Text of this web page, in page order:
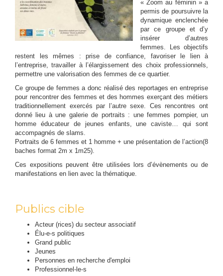
« Zoom au féminin » a
permis de poursuivre la
dynamique enclenchée
par ce groupe et d’y
insérer d’autres
femmes. Les objectifs
restent les mêmes : prise de confiance, favoriser le lien à
l’entreprise, travailler à l’élargissement des choix professionnels,
permettre une valorisation des femmes de ce quartier.
Ce groupe de femmes a donc réalisé des reportages en entreprise
pour rencontrer des femmes et des hommes exerçant des métiers
traditionnellement exercés par l’autre sexe. Ces rencontres ont
donné lieu à une galerie de portraits : une femmes pompier, un
homme éducateur de jeunes enfants, une caviste… qui sont
accompagnés de slams.
Portraits de 6 femmes et 1 homme + une présentation de l’action(8
baches format 2m x 1m25).
Ces expositions peuvent être utilisées lors d’évènements ou de
manifestations en lien avec la thématique.
Publics cible
Acteur (rices) du secteur associatif
Élu-e-s politiques
Grand public
Jeunes
Personnes en recherche d'emploi
Professionnel-le-s